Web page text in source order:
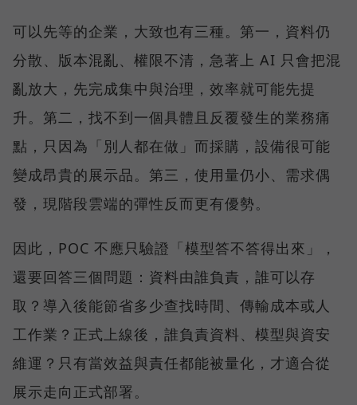
可以先等的企業，大致也有三種。第一，資料仍
分散、版本混亂、權限不清，急著上 AI 只會把混
亂放大，先完成集中與治理，效率就可能先提
升。第二，找不到一個具體且反覆發生的業務痛
點，只因為「別人都在做」而採購，設備很可能
變成昂貴的展示品。第三，使用量仍小、需求偶
發，現階段雲端的彈性反而更有優勢。
因此，POC 不應只驗證「模型答不答得出來」，
還要回答三個問題：資料由誰負責，誰可以存
取？導入後能節省多少查找時間、傳輸成本或人
工作業？正式上線後，誰負責資料、模型與資安
維運？只有當效益與責任都能被量化，才適合從
展示走向正式部署。